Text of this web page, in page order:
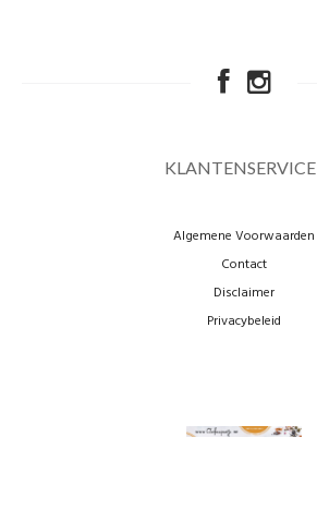
KLANTENSERVICE
Algemene Voorwaarden
Contact
Disclaimer
Privacybeleid